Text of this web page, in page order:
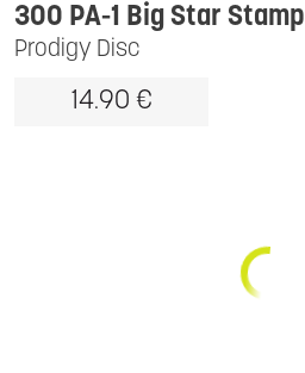
Prodigy Disc
300 PA-1 Big Star Stamp
14.90 €